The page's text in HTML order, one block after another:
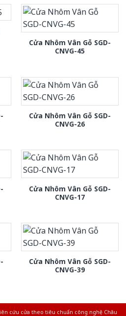
Cửa Nhôm Vân Gỗ SGD-
CNVG-45
Cửa Nhôm Vân Gỗ SGD-
CNVG-26
Cửa Nhôm Vân Gỗ SGD-
CNVG-17
Cửa Nhôm Vân Gỗ SGD-
CNVG-39
cứu cửa theo tiêu chuẩn công nghệ Châu